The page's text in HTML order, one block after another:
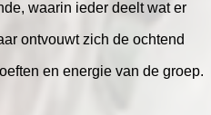
waarin ieder deelt wat er
ontvouwt zich de ochtend
en energie van de groep.